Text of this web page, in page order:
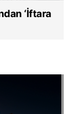
‘İftara